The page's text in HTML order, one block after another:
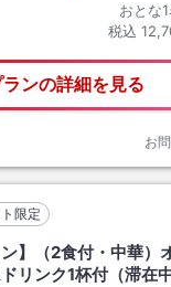
おとな
税込
ランの詳細を見る
お
限定
】（2食付・中華）
リンク1杯付（滞在中